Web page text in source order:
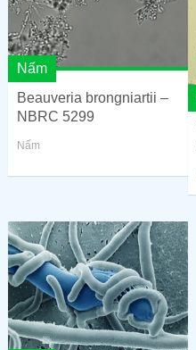
Nấm
Beauveria brongniartii –
NBRC 5299
Nấm